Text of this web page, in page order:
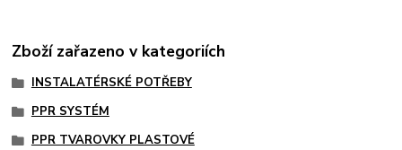
Zboží zařazeno v kategoriích
INSTALATÉRSKÉ POTŘEBY
PPR SYSTÉM
PPR TVAROVKY PLASTOVÉ